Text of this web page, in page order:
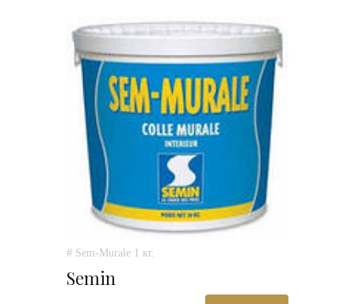
# Sem-Murale 1 кг.
Semin